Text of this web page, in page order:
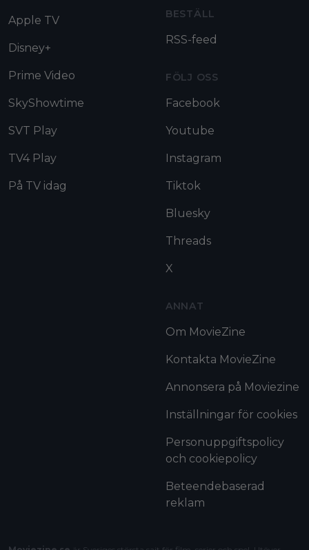
Apple TV
Disney+
Prime Video
SkyShowtime
SVT Play
TV4 Play
På TV idag
BESTÄLL
RSS-feed
FÖLJ OSS
Facebook
Youtube
Instagram
Tiktok
Bluesky
Threads
X
ANNAT
Om MovieZine
Kontakta MovieZine
Annonsera på Moviezine
Inställningar för cookies
Personuppgiftspolicy
och cookiepolicy
Beteendebaserad
reklam